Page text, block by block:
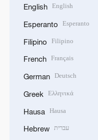
English English
Esperanto Esperanto
Filipino Filipino
French Français
German Deutsch
Greek Ελληνικά
Hausa Hausa
Hebrew עברית